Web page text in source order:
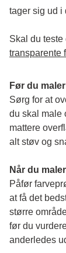
tager sig ud i
transparente
Før du maler
Sørg for at
du skal male
mattere
alt støv og
Når du maler
Påfør
at få det
større
før du
anderledes